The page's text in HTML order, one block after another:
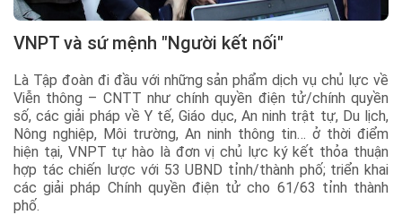
VNPT và sứ mệnh "Người kết nối"
Là Tập đoàn đi đầu với những sản phẩm dịch vụ chủ lực về
Viễn thông – CNTT như chính quyền điện tử/chính quyền
số, các giải pháp về Y tế, Giáo dục, An ninh trật tự, Du lịch,
Nông nghiệp, Môi trường, An ninh thông tin… ở thời điểm
hiện tại, VNPT tự hào là đơn vị chủ lực ký kết thỏa thuận
hợp tác chiến lược với 53 UBND tỉnh/thành phố; triển khai
các giải pháp Chính quyền điện tử cho 61/63 tỉnh thành
phố.